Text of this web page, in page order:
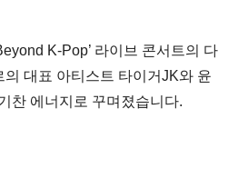
K-Pop’ 라이브 콘서트의 다
대표 아티스트 타이거JK와 윤
찬 에너지로 꾸며졌습니다.